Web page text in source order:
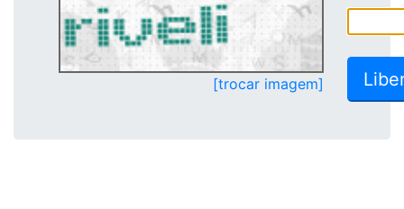
[trocar imagem]